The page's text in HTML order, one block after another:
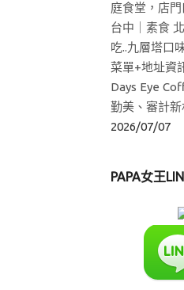
庭食堂，店
台中｜素食
吃..九層塔口
菜單+地址資
Days Eye
勤美、審計
2026/07/07
PAPA女王